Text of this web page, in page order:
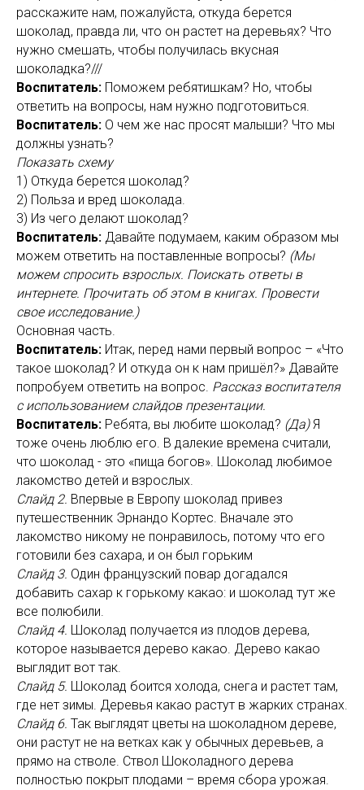
расскажите нам, пожалуйста, откуда берется
шоколад, правда ли, что он растет на деревьях? Что
нужно смешать, чтобы получилась вкусная
шоколадка?///
Воспитатель: Поможем ребятишкам? Но, чтобы
ответить на вопросы, нам нужно подготовиться.
Воспитатель: О чем же нас просят малыши? Что мы
должны узнать?
Показать схему
1) Откуда берется шоколад?
2) Польза и вред шоколада.
3) Из чего делают шоколад?
Воспитатель: Давайте подумаем, каким образом мы
можем ответить на поставленные вопросы? (Мы
можем спросить взрослых. Поискать ответы в
интернете. Прочитать об этом в книгах. Провести
свое исследование.)
Основная часть.
Воспитатель: Итак, перед нами первый вопрос – «Что
такое шоколад? И откуда он к нам пришёл?» Давайте
попробуем ответить на вопрос. Рассказ воспитателя
с использованием слайдов презентации.
Воспитатель: Ребята, вы любите шоколад? (Да)Я
тоже очень люблю его. В далекие времена считали,
что шоколад - это «пища богов». Шоколад любимое
лакомство детей и взрослых.
Слайд 2. Впервые в Европу шоколад привез
путешественник Эрнандо Кортес. Вначале это
лакомство никому не понравилось, потому что его
готовили без сахара, и он был горьким
Слайд 3. Один французский повар догадался
добавить сахар к горькому какао: и шоколад тут же
все полюбили.
Слайд 4. Шоколад получается из плодов дерева,
которое называется дерево какао. Дерево какао
выглядит вот так.
Слайд 5. Шоколад боится холода, снега и растет там,
где нет зимы. Деревья какао растут в жарких странах.
Слайд 6. Так выглядят цветы на шоколадном дереве,
они растут не на ветках как у обычных деревьев, а
прямо на стволе. Ствол Шоколадного дерева
полностью покрыт плодами – время сбора урожая.